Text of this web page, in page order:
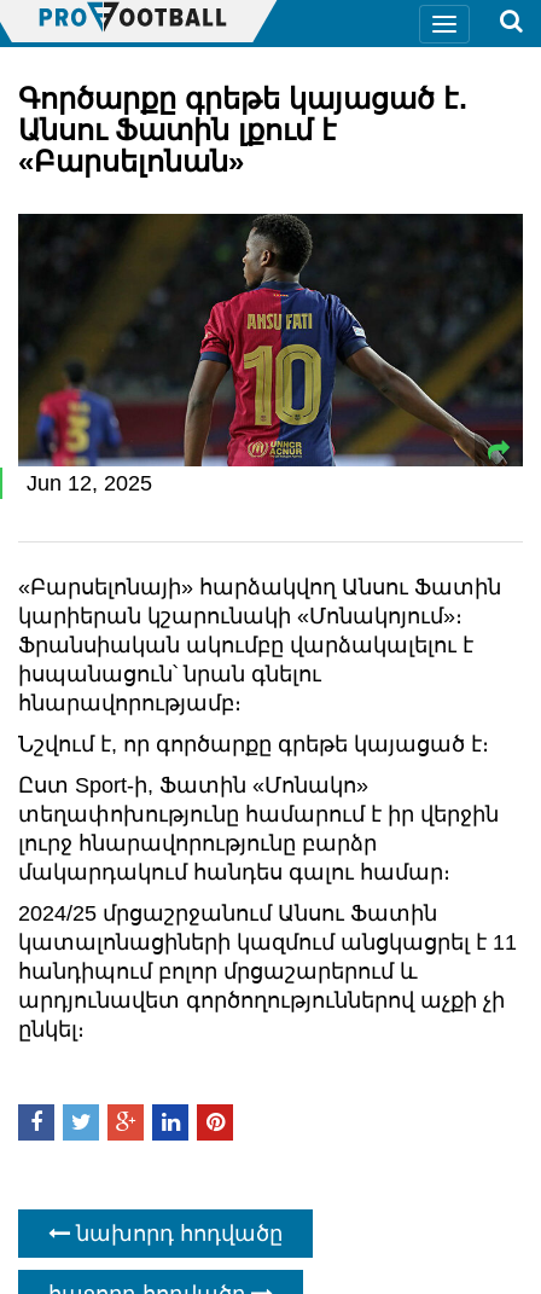
Գործարքը գրեթե կայացած է․
Անսու Ֆատին լքում է
«Բարսելոնան»
Jun 12, 2025
«Բարսելոնայի» հարձակվող Անսու Ֆատին
կարիերան կշարունակի «Մոնակոյում»։
Ֆրանսիական ակումբը վարձակալելու է
իսպանացուն՝ նրան գնելու
հնարավորությամբ։
Նշվում է, որ գործարքը գրեթե կայացած է։
Ըստ Sport-ի, Ֆատին «Մոնակո»
տեղափոխությունը համարում է իր վերջին
լուրջ հնարավորությունը բարձր
մակարդակում հանդես գալու համար։
2024/25 մրցաշրջանում Անսու Ֆատին
կատալոնացիների կազմում անցկացրել է 11
հանդիպում բոլոր մրցաշարերում և
արդյունավետ գործողություններով աչքի չի
ընկել։
նախորդ հոդվածը